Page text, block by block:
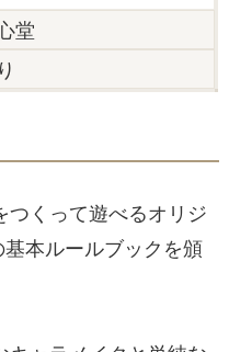
堂
つくって遊べるオリジ
本ルールブックを頒